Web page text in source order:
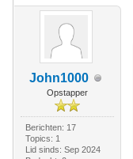
John1000
Opstapper
Berichten: 17
Topics: 1
Lid sinds: Sep 2024